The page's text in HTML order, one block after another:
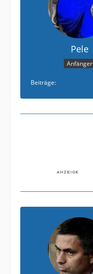
Pele
Anfänger
Beiträge